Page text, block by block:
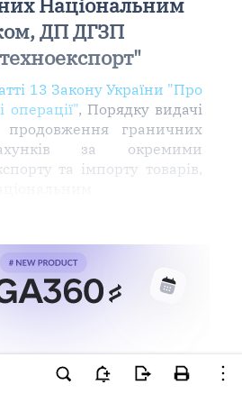
ДП ДГЗП
13 Закону України "Про
операції", Порядку видачі
граничних
за окремими
та імпорту товарів,